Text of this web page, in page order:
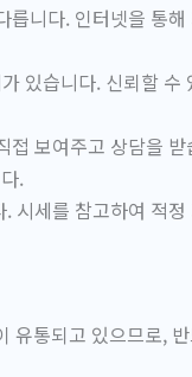
릅니다. 인터넷을 통
있습니다. 신뢰할 수
접 보여주고 상담을
.
시세를 참고하여 적
유통되고 있으므로,